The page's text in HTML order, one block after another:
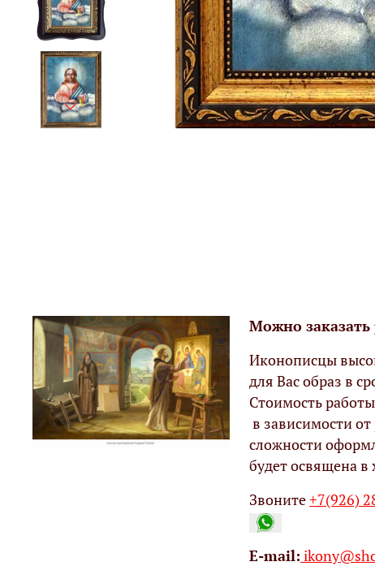
Можно
Иконописцы
для Вас образ в
Стоимость
в зависимости
сложности
будет освящена в
Звоните+7(926)
Е-mail: